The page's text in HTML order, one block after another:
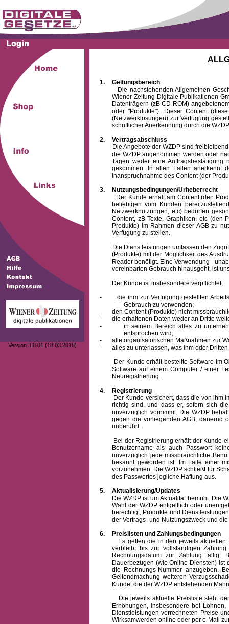
Version 3.0.01 (18.03.2018)
1.
Geltungsbereich
Die nachstehenden Allgemeinen
Wiener Zeitung Digitale Publikationen
Datenträgern (zB CD-ROM)
oder "Produkte"). Dieser Content
(Netzwerklösungen) zur Verfügung
schriftlicher Anerkennung durch die
2.
Vertragsabschluss
Die Angebote der WZDP sind freibleibend.
die WZDP angenommen werden oder
Tagen weder eine
gekommen. In allen Fällen anerkennt
Inanspruchnahme des Content (der
3.
Nutzungsbedingungen/Urheberrecht
Der Kunde erhält am Content (den
beliebigen vom Kunden
Netzwerknutzungen, etc) bedürfen
Content, zB Texte, Graphiken, etc (den
Produkte) im Rahmen dieser AGB zu
Verfügung zu stellen.
Die Dienstleistungen umfassen den Zugriff
(Produkte) mit der Möglichkeit des
Reader benötigt. Eine Verwendung -
vereinbarten Gebrauch hinausgeht, ist
Der Kunde ist insbesondere verpflichtet,
-
die ihm zur Verfügung gestellten
Gebrauch zu verwenden;
-
den Content (Produkte) nicht
-
die erhaltenen Daten weder an Dritte
-
in seinem Bereich alles zu
entsprochen wird;
-
alle organisatorischen Maßnahmen zur
-
alles zu unterlassen, was ihm oder
Der Kunde erhält bestellte Software im
Software auf einem Computer / einer
Neuregistrierung.
4.
Registrierung
Der Kunde versichert, dass die von ihm
richtig sind, und dass er, sofern sich
unverzüglich vornimmt. Die WZDP
gegen die vorliegenden AGB, dauernd
unberührt.
Bei der Registrierung erhält der Kunde
Benutzernameals auch Passwort
unverzüglich jede missbräuchliche
bekannt geworden ist. Im Falle einer
vorzunehmen. Die WZDP schließt für
des Passwortes jegliche Haftung aus.
5.
Aktualisierung/Updates
Die WZDP ist um Aktualität bemüht. Die
Wahl der WZDP entgeltlich oder
berechtigt, Produkte und
der Vertrags- und Nutzungszweck und
6.
Preislisten und Zahlungsbedingungen
Es gelten die in den jeweils aktuellen
verbleibt bis zur vollständigen
Rechnungsdatum zur Zahlung fällig.
Dauerbezügen (wie Online-Diensten)
die Rechnungs-Nummer anzugeben.
Geltendmachung weiteren
Kunde, die der WZDP entstehenden
Die jeweils aktuelle Preisliste steht dem
Erhöhungen, insbesondere bei
Dienstleistungen verrechneten Preise
Wirksamwerden online oder per e-Mail